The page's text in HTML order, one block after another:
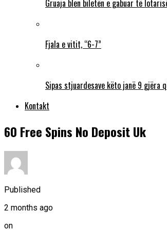
Gruaja blen biletën e gabuar të
Fjala e vitit, “6-7”
Sipas stjuardesave këto janë 9 gjëra
Kontakt
60 Free Spins No Deposit Uk
Published
2 months ago
on